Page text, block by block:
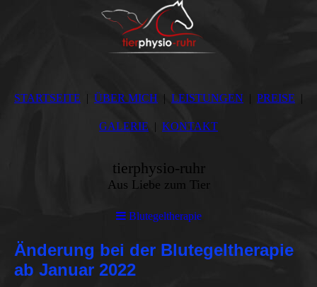
STARTSEITE ÜBER MICH LEISTUNGEN PREISE
GALERIE KONTAKT
tierphysio-ruhr
Aus Liebe zum Tier
Blutegeltherapie
Änderung bei der Blutegeltherapie
ab Januar 2022